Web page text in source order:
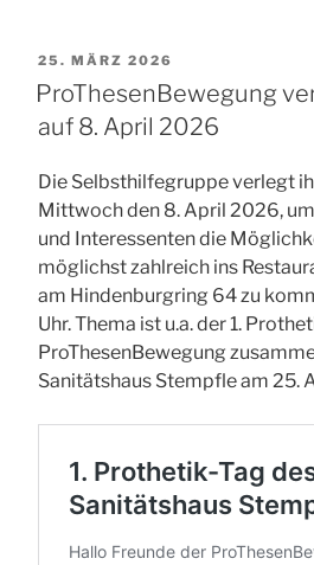
VERÖFFENTLICHT
AM
25. MÄRZ 2026
ProThesenBewegung
auf 8. April 2026
Die Selbsthilfegruppe verlegt
Mittwoch den 8. April 2026,
und Interessenten die
möglichst zahlreich ins
am Hindenburgring 64 zu
Uhr. Thema ist u.a. der 1.
ProThesenBewegung
Sanitätshaus Stempfle am 25.